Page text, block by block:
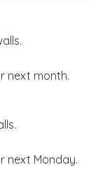
next month.
next Monday.